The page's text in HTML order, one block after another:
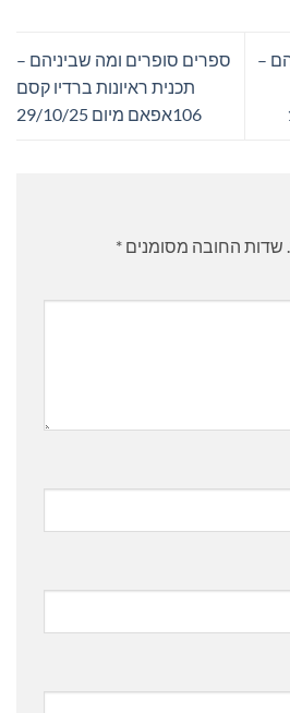
–
ספרים סופרים ומה שביניהם –
תכנית ראיונות ברדיו קסם
106אפאם מיום 29/10/25
שדות החובה מסומנים *